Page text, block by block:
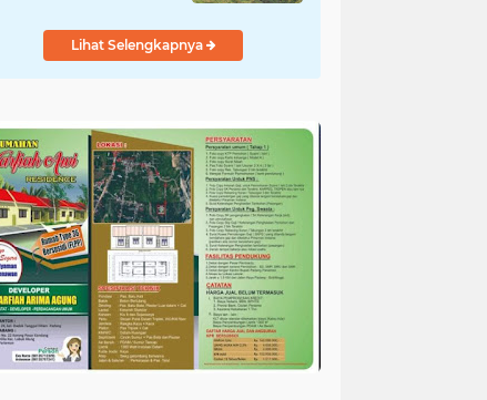
Lihat Selengkapnya